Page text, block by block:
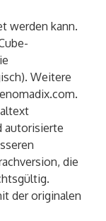
werden kann.
Weitere
.
autorisierte
die
der originalen